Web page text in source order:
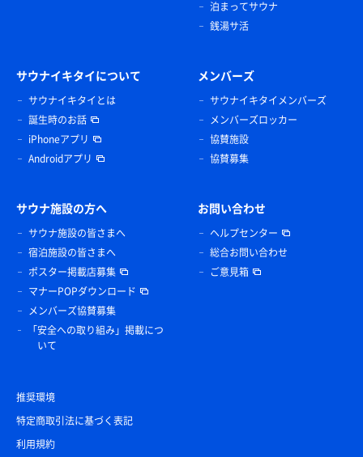
泊まってサウナ
銭湯サ活
サウナイキタイについて
サウナイキタイとは
誕生時のお話
iPhoneアプリ
Androidアプリ
メンバーズ
サウナイキタイメンバーズ
メンバーズロッカー
協賛施設
協賛募集
サウナ施設の方へ
サウナ施設の皆さまへ
宿泊施設の皆さまへ
ポスター掲載店募集
マナーPOPダウンロード
メンバーズ協賛募集
「安全への取り組み」掲載につ
いて
お問い合わせ
ヘルプセンター
総合お問い合わせ
ご意見箱
推奨環境
特定商取引法に基づく表記
利用規約